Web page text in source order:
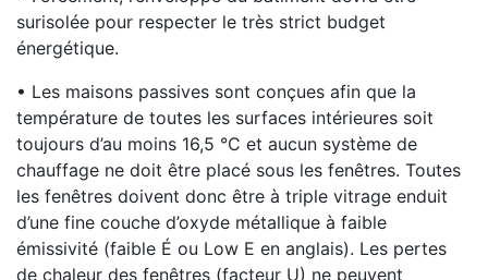
surisolée pour respecter le très strict budget
énergétique.
• Les maisons passives sont conçues afin que la
température de toutes les surfaces intérieures soit
toujours d’au moins 16,5 °C et aucun système de
chauffage ne doit être placé sous les fenêtres. Toutes
les fenêtres doivent donc être à triple vitrage enduit
d’une fine couche d’oxyde métallique à faible
émissivité (faible É ou Low E en anglais). Les pertes
de chaleur des fenêtres (facteur U) ne peuvent